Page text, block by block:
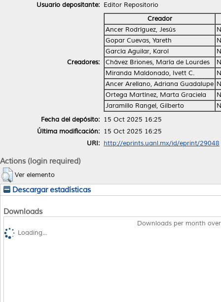
Usuario depositante: Editor Repositorio
Creadores:
Creador
Ancer Rodríguez, Jesús
Gopar Cuevas, Yareth
García Aguilar, Karol
Chávez Briones, María de Lourdes
Miranda Maldonado, Ivett C.
Ancer Arellano, Adriana Guadalupe
Ortega Martínez, Marta Graciela
Jaramillo Rangel, Gilberto
Fecha del depósito: 15 Oct 2025 16:25
Última modificación: 15 Oct 2025 16:25
URI: http://eprints.uanl.mx/id/eprint/29048
Actions (login required)
Ver elemento
Descargar estadísticas
Downloads
Downloads per month
Loading...